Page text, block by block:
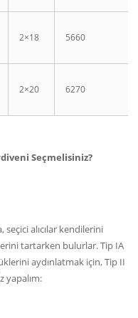
2×18 5660
2×20 6270
Seçmelisiniz?
alıcılar kendilerini
tartarken bulurlar. Tip IA
aydınlatmak için, Tip II
yapalım: